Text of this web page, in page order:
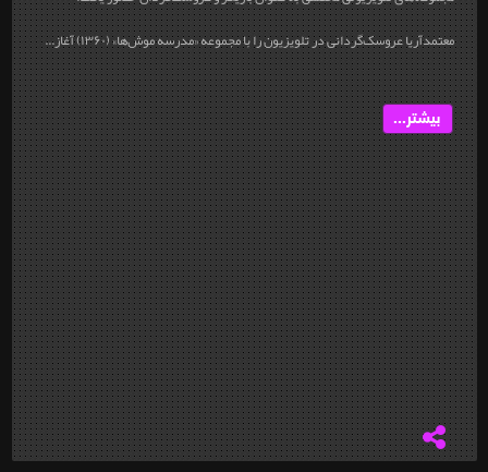
معتمدآریا عروسک‌گردانی در تلویزیون را با مجموعه‎ «مدرسه‎ موش‌ها» (۱۳۶۰) آغاز...
بیشتر...